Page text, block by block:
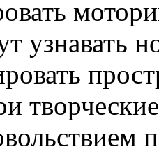
узнавать